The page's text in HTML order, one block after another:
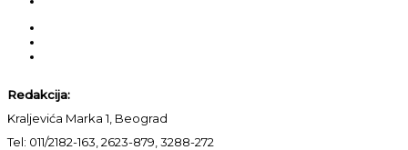
Redakcija:
Kraljevića Marka 1, Beograd
Tel: 011/2182-163, 2623-879, 3288-272